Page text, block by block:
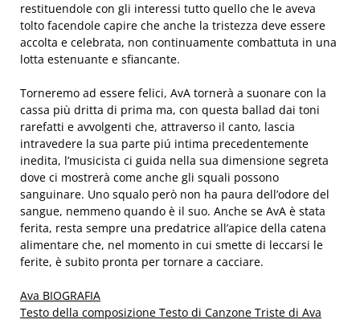
restituendole con gli interessi tutto quello che le aveva
tolto facendole capire che anche la tristezza deve essere
accolta e celebrata, non continuamente combattuta in una
lotta estenuante e sfiancante.
Torneremo ad essere felici, AvA tornerà a suonare con la
cassa più dritta di prima ma, con questa ballad dai toni
rarefatti e avvolgenti che, attraverso il canto, lascia
intravedere la sua parte piú intima precedentemente
inedita, l’musicista ci guida nella sua dimensione segreta
dove ci mostrerà come anche gli squali possono
sanguinare. Uno squalo però non ha paura dell’odore del
sangue, nemmeno quando è il suo. Anche se AvA è stata
ferita, resta sempre una predatrice all’apice della catena
alimentare che, nel momento in cui smette di leccarsi le
ferite, è subito pronta per tornare a cacciare.
Ava BIOGRAFIA
Testo della composizione Testo di Canzone Triste di Ava